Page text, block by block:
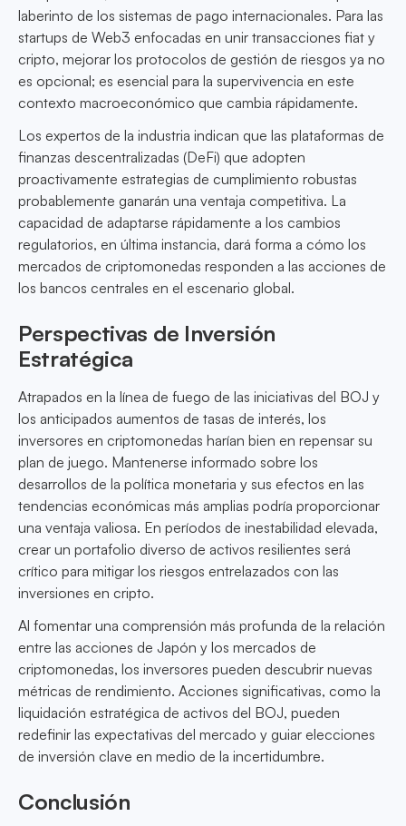
laberinto de los sistemas de pago internacionales. Para las
startups de Web3 enfocadas en unir transacciones fiat y
cripto, mejorar los protocolos de gestión de riesgos ya no
es opcional; es esencial para la supervivencia en este
contexto macroeconómico que cambia rápidamente.
Los expertos de la industria indican que las plataformas de
finanzas descentralizadas (DeFi) que adopten
proactivamente estrategias de cumplimiento robustas
probablemente ganarán una ventaja competitiva. La
capacidad de adaptarse rápidamente a los cambios
regulatorios, en última instancia, dará forma a cómo los
mercados de criptomonedas responden a las acciones de
los bancos centrales en el escenario global.
Perspectivas de Inversión
Estratégica
Atrapados en la línea de fuego de las iniciativas del BOJ y
los anticipados aumentos de tasas de interés, los
inversores en criptomonedas harían bien en repensar su
plan de juego. Mantenerse informado sobre los
desarrollos de la política monetaria y sus efectos en las
tendencias económicas más amplias podría proporcionar
una ventaja valiosa. En períodos de inestabilidad elevada,
crear un portafolio diverso de activos resilientes será
crítico para mitigar los riesgos entrelazados con las
inversiones en cripto.
Al fomentar una comprensión más profunda de la relación
entre las acciones de Japón y los mercados de
criptomonedas, los inversores pueden descubrir nuevas
métricas de rendimiento. Acciones significativas, como la
liquidación estratégica de activos del BOJ, pueden
redefinir las expectativas del mercado y guiar elecciones
de inversión clave en medio de la incertidumbre.
Conclusión